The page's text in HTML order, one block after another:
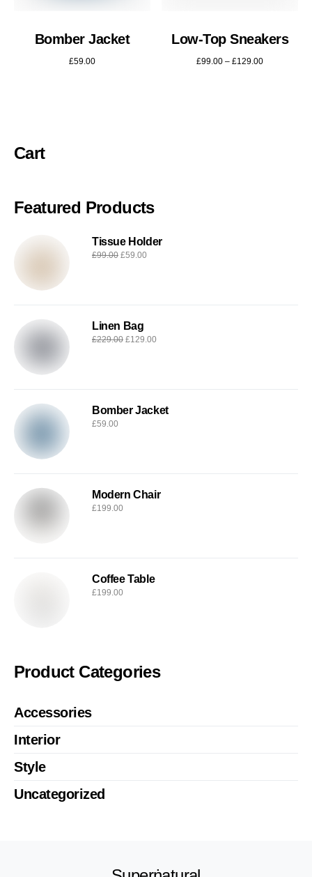
Bomber Jacket
£59.00
Low-Top Sneakers
£99.00 –£129.00
Cart
Featured Products
Tissue Holder
£99.00 £59.00
Linen Bag
£229.00 £129.00
Bomber Jacket
£59.00
Modern Chair
£199.00
Coffee Table
£199.00
Product Categories
Accessories
Interior
Style
Uncategorized